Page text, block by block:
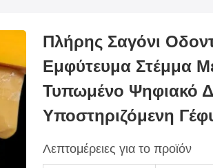
Πλήρης Σαγόνι
Εμφύτευμα Στέμμα
Τυπωμένο Ψηφιακό
Υποστηριζόμενη
Λεπτομέρειες για το προϊόν